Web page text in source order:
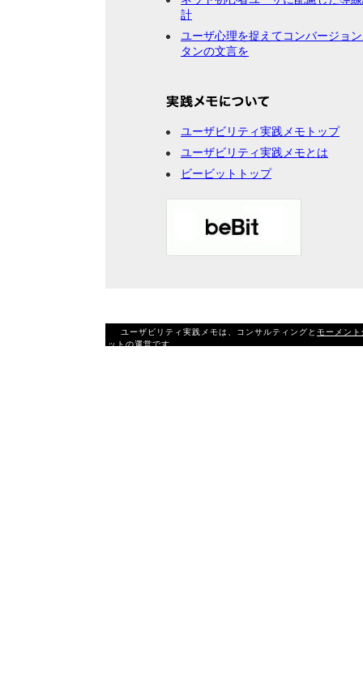
計
ユーザ心理を捉えてコンバージョ
タンの文言を
ユーザビリティ実践メモトップ
ユーザビリティ実践メモとは
ビービットトップ
ユーザビリティ実践メモは、コンサルティングと モーメン
ットの運営です